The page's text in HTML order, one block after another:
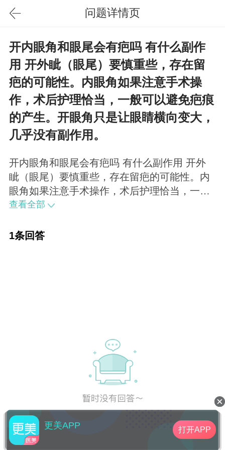
问题详情页
开内眼角和眼尾会有疤吗 有什么副作
用 开外眦（眼尾）要慎重些，存在留
疤的可能性。内眼角如果注意手术操
作，术后护理恰当，一般可以避免疤痕
的产生。开眼角只是让眼睛横向变大，
几乎没有副作用。
开内眼角和眼尾会有疤吗 有什么副作用 开外
眦（眼尾）要慎重些，存在留疤的可能性。内
眼角如果注意手术操作，术后护理恰当，一般
可以避免疤痕的产生。开眼角只是让眼睛横向
查看全部
1条回答
更美APP 打开APP